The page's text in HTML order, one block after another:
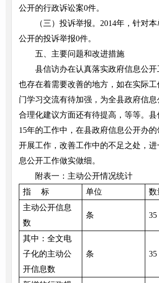
公开的行政诉讼案0件。
（三）投诉举报。2014年，针对
公开的投诉举报0件。
五、主要问题和改进措施
县信访办在认真落实政府信息公开
也存在着需要改善的地方，如在实际
门学习交流有待加强，为全县政府信息
合理化建议方面还有待提高，等等。县
15年的工作中，在县政府信息公开办
开展工作，改善工作中的不足之处，
息公开工作做实做细。
附表一：主动公开情况统计
指 标
单位
数
主动公开信息
数
条 35
其中：全文电
子化的主动公
开信息数
条 35